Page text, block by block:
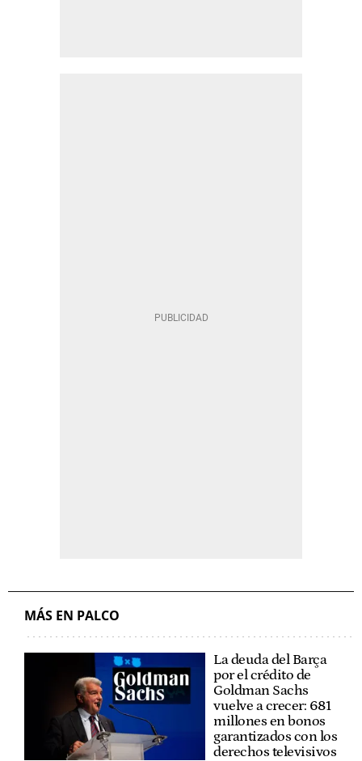
MÁS EN PALCO
La deuda del Barça
por el crédito de
Goldman Sachs
vuelve a crecer: 681
millones en bonos
garantizados con los
derechos televisivos